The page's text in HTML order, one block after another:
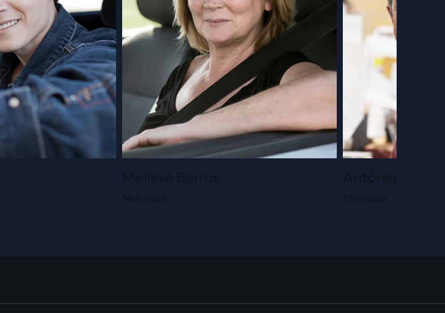
Melissa Barros
Motorista
Antônio